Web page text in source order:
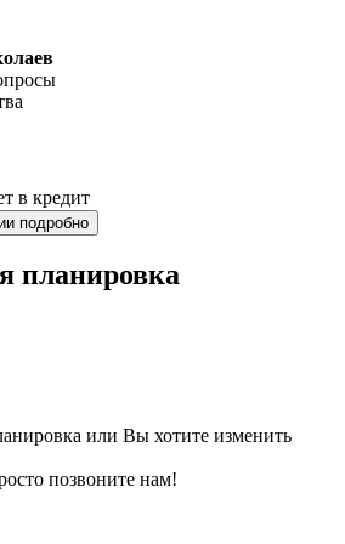
в кредит
подробно
планировка
или Вы хотите изменить
позвоните нам!